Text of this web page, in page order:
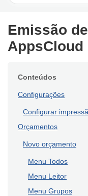
Emissão
AppsCloud
Conteúdos
Configurações
Configurar
Orçamentos
Novo orçamento
Menu Todos
Menu Leitor
Menu Grupos